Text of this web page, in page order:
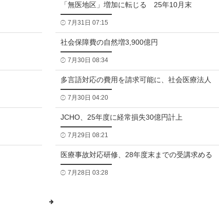
「無医地区」増加に転じる 25年10月末
7月31日 07:15
社会保障費の自然増3,900億円
7月30日 08:34
多言語対応の費用を請求可能に、社会医療法人
7月30日 04:20
JCHO、25年度に経常損失30億円計上
7月29日 08:21
医療事故対応研修、28年度末までの受講求める
7月28日 03:28